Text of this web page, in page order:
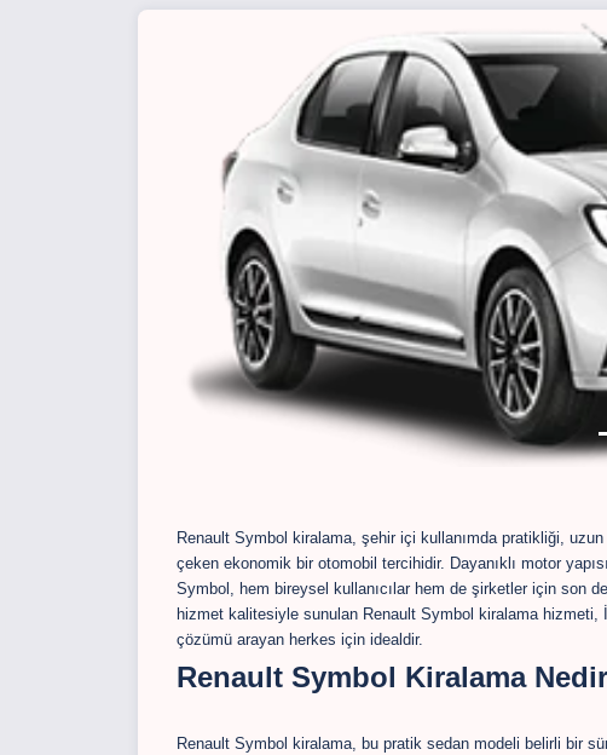
Renault Symbol kiralama, şehir içi kullanımda pratikliği,
çeken ekonomik bir otomobil tercihidir. Dayanıklı motor
Symbol, hem bireysel kullanıcılar hem de şirketler için son
hizmet kalitesiyle sunulan Renault Symbol kiralama
çözümü arayan herkes için idealdir.
Renault Symbol Kiralama
Renault Symbol kiralama, bu pratik sedan modeli belirli bir